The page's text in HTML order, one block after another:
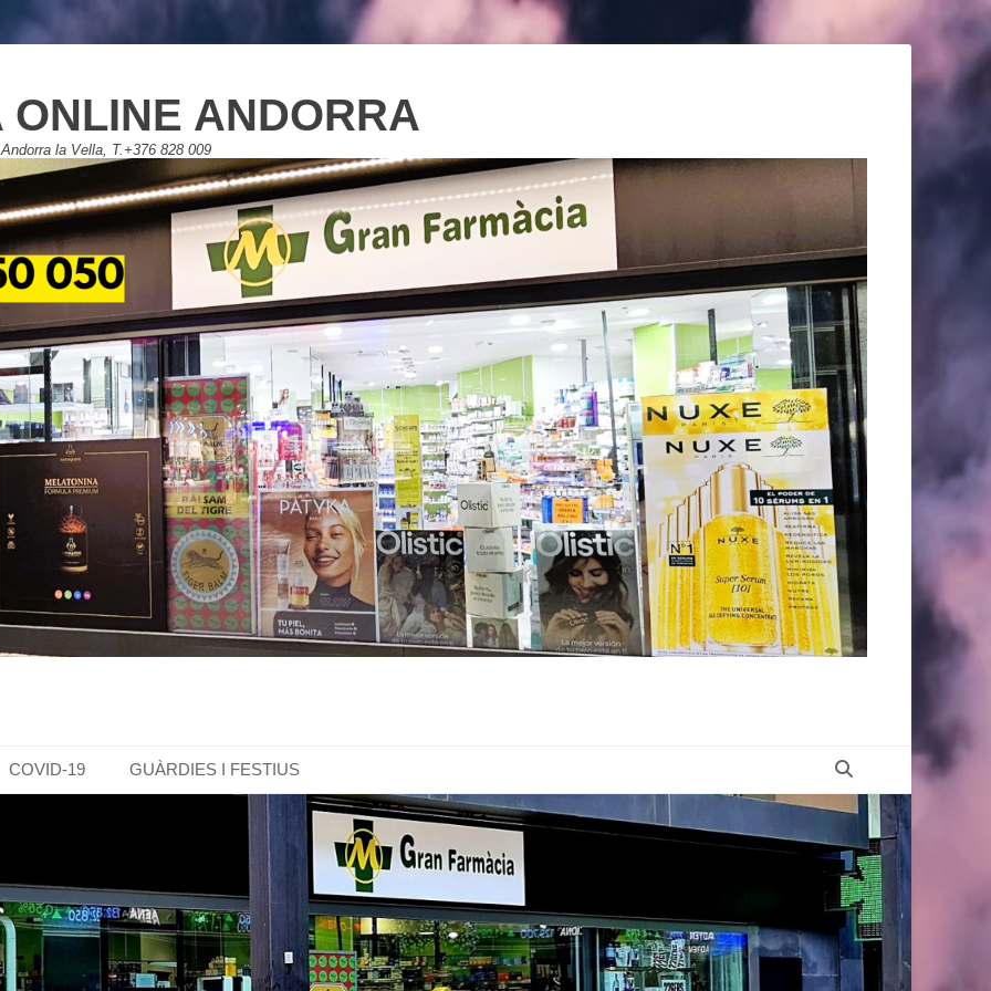
ANDORRA
la Vella, T.+376 828 009
COVID-19 GUÀRDIES I FESTIUS